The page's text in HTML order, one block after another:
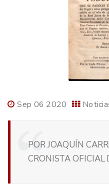
Sep 06 2020
POR JOAQUÍN
CRONISTA OFICIAL